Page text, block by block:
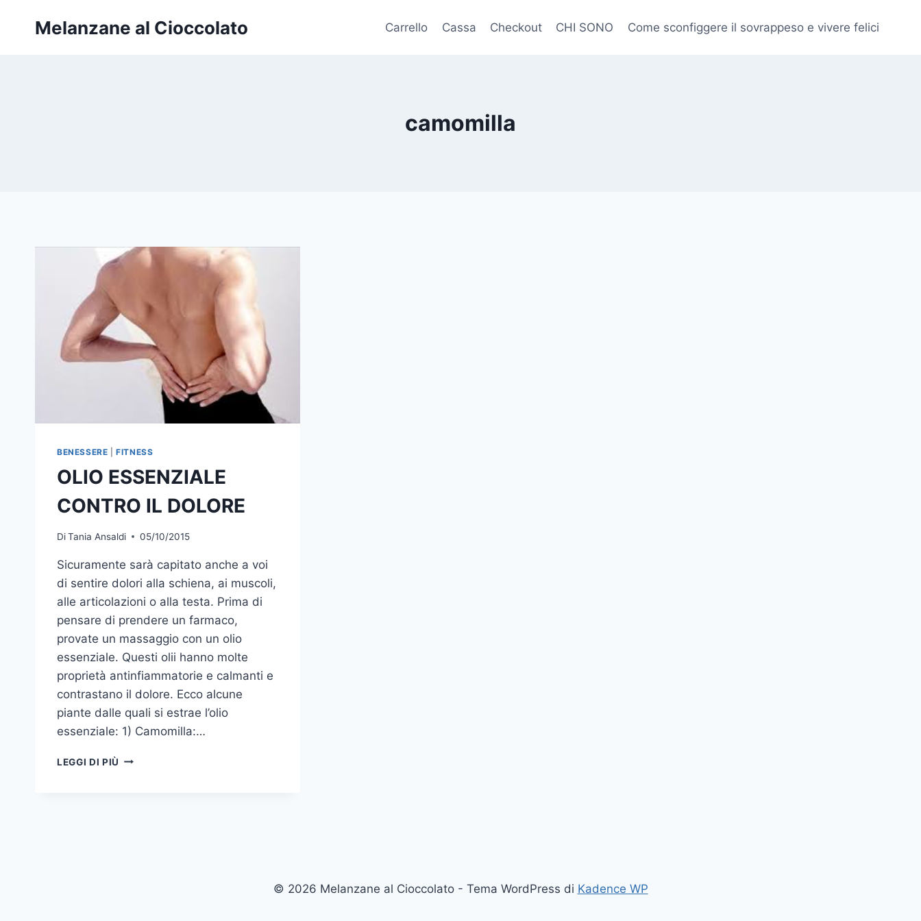
Melanzane al Cioccolato Carrello Cassa Checkout CHI SONO Come sconfiggere il sovrappeso e vivere felici
camomilla
BENESSERE |FITNESS
OLIO ESSENZIALE
CONTRO IL DOLORE
DiTania Ansaldi 05/10/2015
Sicuramente sarà capitato anche a voi
di sentire dolori alla schiena, ai muscoli,
alle articolazioni o alla testa. Prima di
pensare di prendere un farmaco,
provate un massaggio con un olio
essenziale. Questi olii hanno molte
proprietà antinfiammatorie e calmanti e
contrastano il dolore. Ecco alcune
piante dalle quali si estrae l’olio
essenziale: 1) Camomilla:…
LEGGI DI PIÙ OLIO
© 2026 Melanzane al Cioccolato - Tema WordPress di Kadence WP